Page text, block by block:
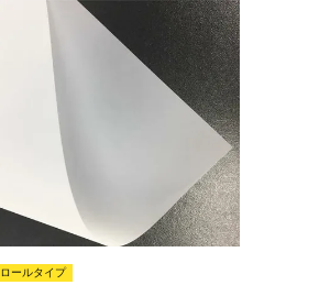
ロールタイプ